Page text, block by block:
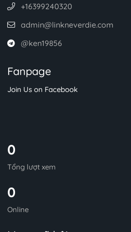
+16399240320
admin@linkneverdie.com
@ken19856
Fanpage
Join Us on Facebook
0
Tổng lượt xem
0
Online